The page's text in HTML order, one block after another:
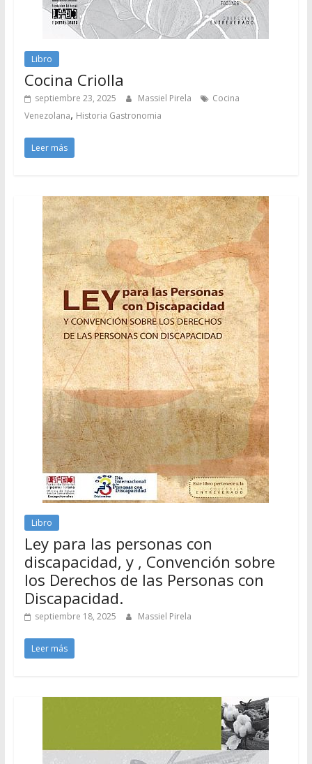
Libro
Cocina Criolla
septiembre 23, 2025 Massiel Pirela
Cocina
Venezolana, Historia Gastronomia
Leer más
Libro
Ley para las personas con
discapacidad, y , Convención sobre
los Derechos de las Personas con
Discapacidad.
septiembre 18, 2025 Massiel Pirela
Leer más